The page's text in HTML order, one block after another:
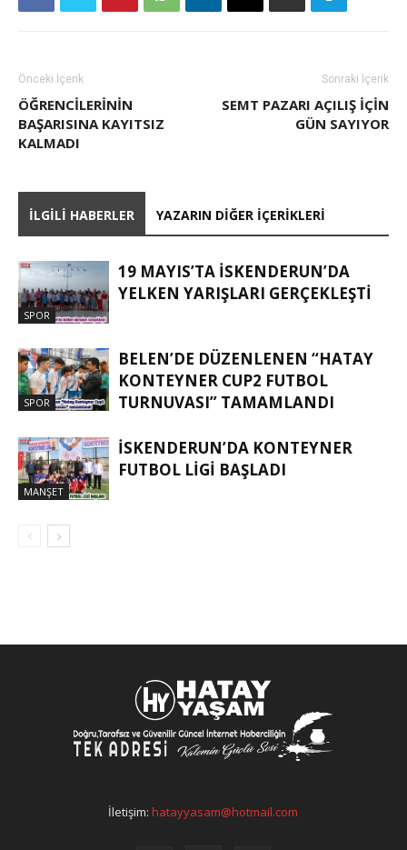
Önceki İçerik
ÖĞRENCILERININ
BAŞARISINA KAYITSIZ
KALMADI
Sonraki İçerik
SEMT PAZARI AÇILIŞ IÇIN
GÜN SAYIYOR
İLGILI HABERLER YAZARIN DIĞER İÇERIKLERI
SPOR
19 MAYIS’TA İSKENDERUN’DA
YELKEN YARIŞLARI GERÇEKLEŞTI
SPOR
BELEN’DE DÜZENLENEN “HATAY
KONTEYNER CUP2 FUTBOL
TURNUVASI” TAMAMLANDI
MANŞET
İSKENDERUN’DA KONTEYNER
FUTBOL LİGİ BAŞLADI
İletişim:hatayyasam@hotmail.com